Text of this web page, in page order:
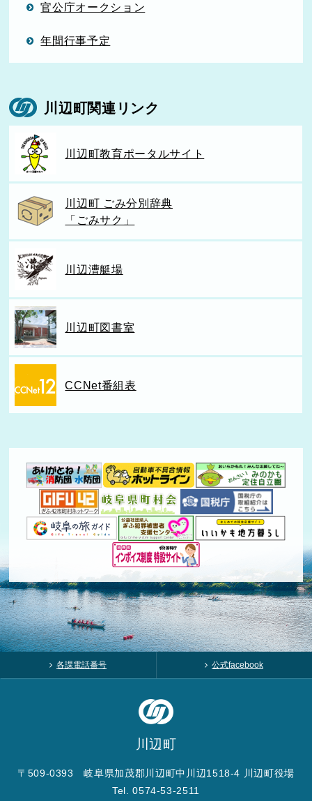
官公庁オークション
年間行事予定
川辺町関連リンク
川辺町教育ポータルサイト
川辺町 ごみ分別辞典
「ごみサク」
川辺漕艇場
川辺町図書室
CCNet番組表
各課電話番号 公式facebook
川辺町
〒509-0393 岐阜県加茂郡川辺町中川辺1518-4 川辺町役場
Tel. 0574-53-2511